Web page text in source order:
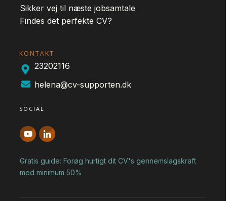
Sikker vej til næste jobsamtale
Findes det perfekte CV?
KONTAKT
23202116
helena@cv-supporten.dk
SOCIAL
Gratis guide: Forøg hurtigt dit CV's gennemslagskraft
med minimum 50%